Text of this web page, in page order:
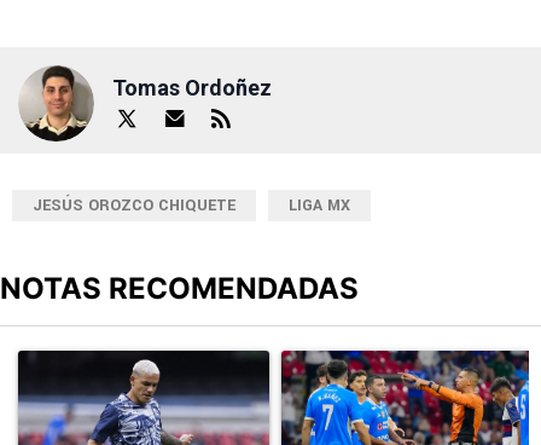
Tomas Ordoñez
JESÚS OROZCO CHIQUETE LIGA MX
NOTAS RECOMENDADAS
Un artículo de tendencia con el título "Revelan un detalle clave
Un artículo de tendencia con el